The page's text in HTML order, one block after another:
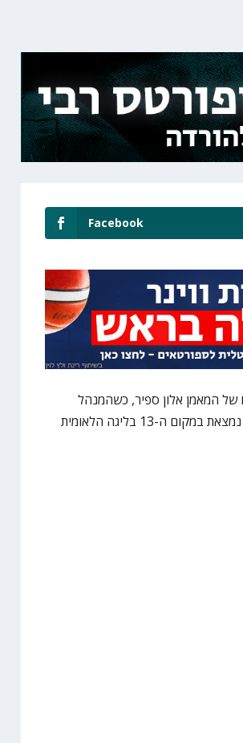
Facebook
של המאמן אלון ספיר, כשהמנהל
המקצועי רועי חגאי יחליף אותו בתפקיד. קריית גת נמצאת במקום ה-13 בליגה הלאומית